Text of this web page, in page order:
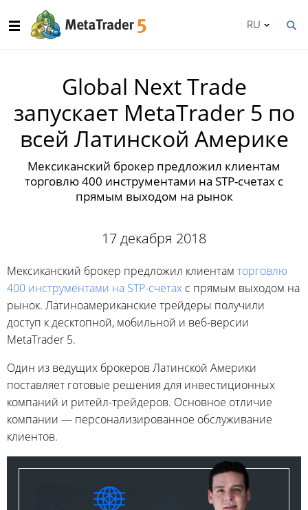
RU
Global Next Trade
запускает MetaTrader 5 по
всей Латинской Америке
Мексиканский брокер предложил клиентам
торговлю 400 инструментами на STP-счетах с
прямым выходом на рынок
17 декабря 2018
Мексиканский брокер предложил клиентам торговлю
400 инструментами на STP-счетах с прямым выходом на
рынок. Латиноамериканские трейдеры получили
доступ к десктопной, мобильной и веб-версии
MetaTrader 5.
Один из ведущих брокеров Латинской Америки
поставляет готовые решения для инвестиционных
компаний и ритейл-трейдеров. Основное отличие
компании — персонализированное обслуживание
клиентов.